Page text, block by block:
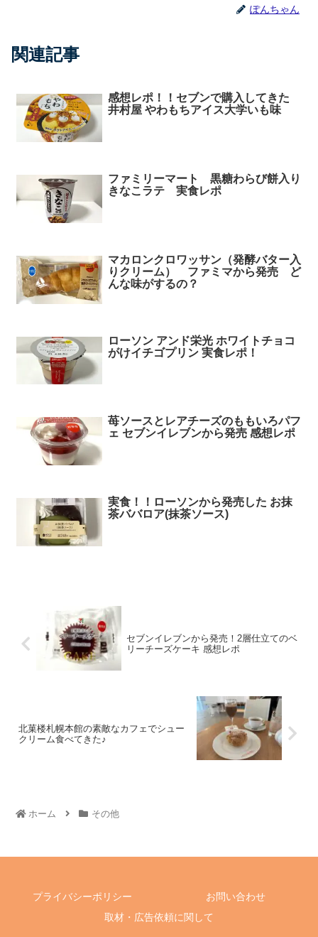
ぽんちゃん
関連記事
感想レポ！！セブンで購入してきた
井村屋 やわもちアイス大学いも味
ファミリーマート 黒糖わらび餅入り
きなこラテ 実食レポ
マカロンクロワッサン（発酵バター入
りクリーム） ファミマから発売 ど
んな味がするの？
ローソン アンド栄光 ホワイトチョコ
がけイチゴプリン 実食レポ！
苺ソースとレアチーズのももいろパフ
ェ セブンイレブンから発売 感想レポ
実食！！ローソンから発売した お抹
茶ババロア(抹茶ソース)
セブンイレブンから発売！2層仕立てのベ
リーチーズケーキ 感想レポ
北菓楼札幌本館の素敵なカフェでシュー
クリーム食べてきた♪
ホーム その他
プライバシーポリシー
お問い合わせ
取材・広告依頼に関して